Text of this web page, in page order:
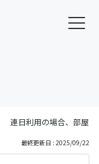
連日利用の場合、部屋
最終更新日 : 2025/09/22